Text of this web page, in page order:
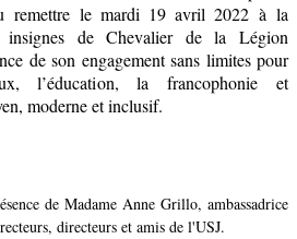
le mardi 19 avril 2022 à la
insignes de Chevalier de la Légion
de son engagement sans limites pour
l’éducation, la francophonie et
moderne et inclusif.
de Madame Anne Grillo, ambassadrice
directeurs et amis de l'USJ.